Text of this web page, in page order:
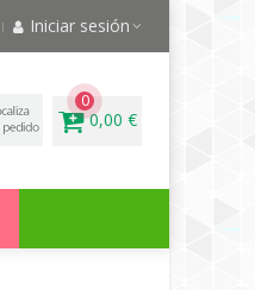
Iniciar sesión
0
0,00 €